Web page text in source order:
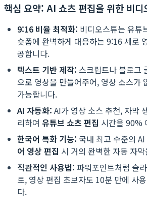
핵심 요약: AI 쇼츠 편집을 위한 비디
9:16 비율 최적화: 비디오스튜는 유튜
숏폼에 완벽하게 대응하는 9:16 세로
공합니다.
텍스트 기반 제작: 스크립트나 블로그
으로 영상을 만들어주어, 영상 소스가
가능합니다.
AI 자동화: AI가 영상 소스 추천, 자막
리하여 유튜브 쇼츠 편집 시간을 90%
한국어 특화 기능: 국내 최고 수준의
어 영상 편집 시 거의 완벽한 자동 자
직관적인 사용법: 파워포인트처럼 슬
로, 영상 편집 초보자도 10분 만에 사
다.